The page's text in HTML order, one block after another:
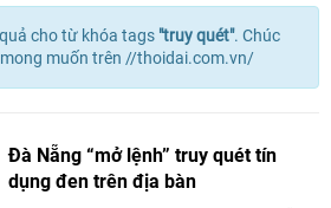
chotừ khóa tags "truy quét". Chúc
muốn trên //thoidai.com.vn/
Đà Nẵng “mở lệnh” truy quét tín
dụng đen trên địa bàn